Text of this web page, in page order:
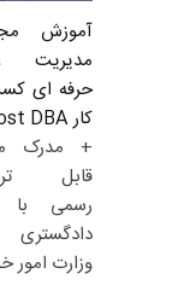
آموزش
مدیریت
حرفه ای
کار Post DBA
+ مدرک
قابل
رسمی با
وزارت امور